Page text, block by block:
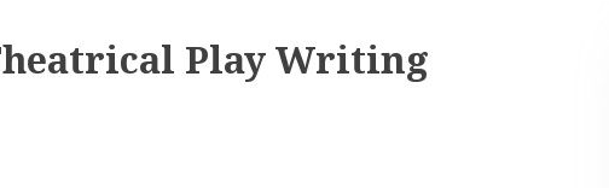
Play Writing